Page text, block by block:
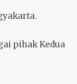
pihak Kedua